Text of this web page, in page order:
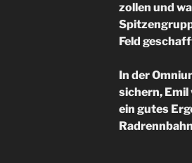
zollen und
Feld
In der
sichern, Emil
ein gutes